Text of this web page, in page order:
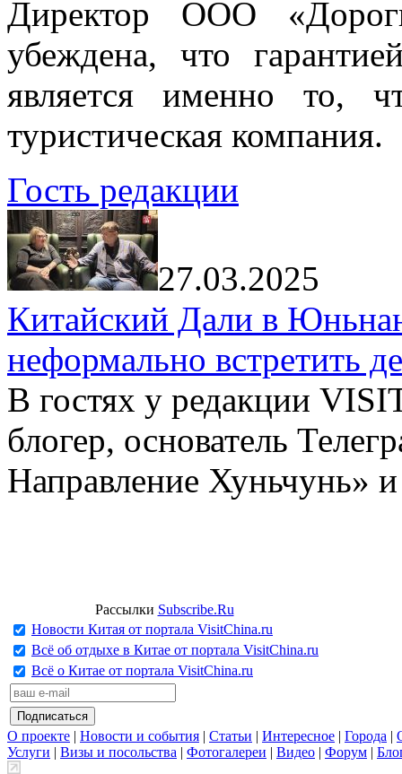
Директор ООО
убеждена, что
является именно то,
туристическая компания.
Гость редакции
27.03.2025
Китайский Дали в
неформально встретить
В гостях у редакции
блогер, основатель
Направление Хуньчунь»
Рассылки Subscribe.Ru
Новости Китая от портала VisitChina.ru
Всё об отдыхе в Китае от портала VisitChina.ru
Всё о Китае от портала VisitChina.ru
О проекте | Новости и события | Статьи | Интересное | Города |
Услуги | Визы и посольства | Фотогалереи | Видео | Форум |